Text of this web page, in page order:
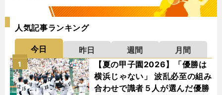
人気記事ランキング
今日 昨日 週間
月間
【夏の甲子園2026】「優勝は
横浜じゃない」 波乱必至の組み
合わせで識者５人が選んだ優勝
1